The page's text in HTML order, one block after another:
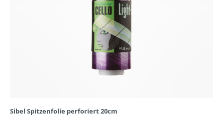
Sibel Spitzenfolie perforiert 20cm